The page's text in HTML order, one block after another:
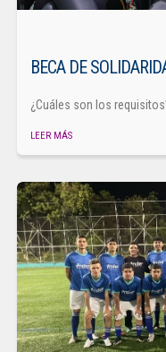
BECA DE
¿Cuáles son los
LEER MÁS